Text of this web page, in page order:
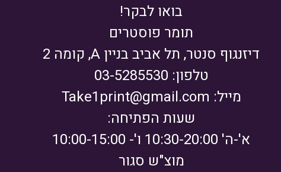
בואו לבקר!
תומר פוסטרים
דיזנגוף סנטר, תל אביב בניין A, קומה 2
טלפון: 03-5285530
מייל: Take1print@gmail.com
שעות הפתיחה:
א'-ה' 10:30-20:00 ו'- 10:00-15:00
מוצ"ש סגור